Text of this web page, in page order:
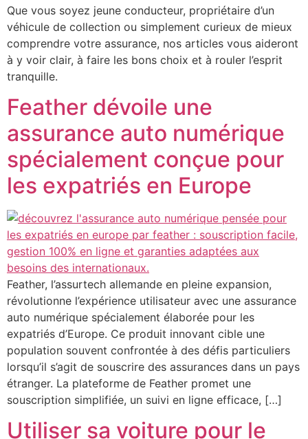
Que vous soyez jeune conducteur, propriétaire d’un
véhicule de collection ou simplement curieux de mieux
comprendre votre assurance, nos articles vous aideront
à y voir clair, à faire les bons choix et à rouler l’esprit
tranquille.
Feather dévoile une
assurance auto numérique
spécialement conçue pour
les expatriés en Europe
Feather, l’assurtech allemande en pleine expansion,
révolutionne l’expérience utilisateur avec une assurance
auto numérique spécialement élaborée pour les
expatriés d’Europe. Ce produit innovant cible une
population souvent confrontée à des défis particuliers
lorsqu’il s’agit de souscrire des assurances dans un pays
étranger. La plateforme de Feather promet une
souscription simplifiée, un suivi en ligne efficace, […]
Utiliser sa voiture pour le